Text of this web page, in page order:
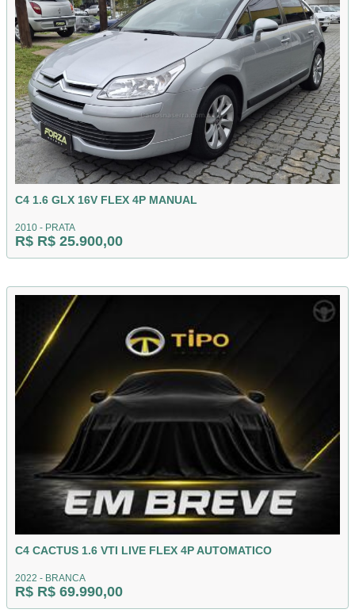
C4 1.6 GLX 16V FLEX 4P MANUAL
2010 - PRATA
R$ R$ 25.900,00
C4 CACTUS 1.6 VTI LIVE FLEX 4P AUTOMATICO
2022 - BRANCA
R$ R$ 69.990,00